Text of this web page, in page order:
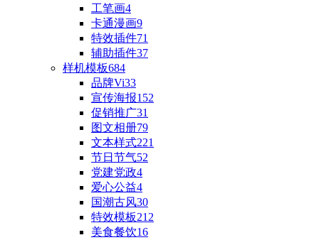
工笔画4
卡通漫画9
特效插件71
辅助插件37
样机模板684
品牌Vi33
宣传海报152
促销推广31
图文相册79
文本样式221
节日节气52
党建党政4
爱心公益4
国潮古风30
特效模板212
美食餐饮16